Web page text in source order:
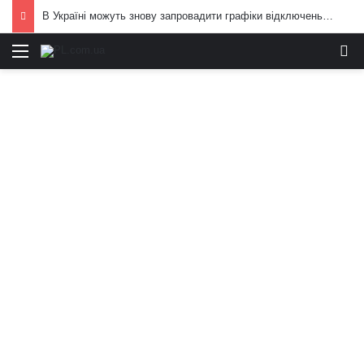
В Україні можуть знову запровадити графіки відключень електроенергії: що вже відомо
Меню